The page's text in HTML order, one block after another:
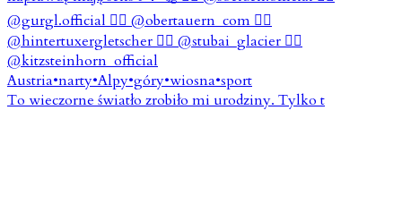
To wieczorne światło zrobiło mi urodziny. Tylko t